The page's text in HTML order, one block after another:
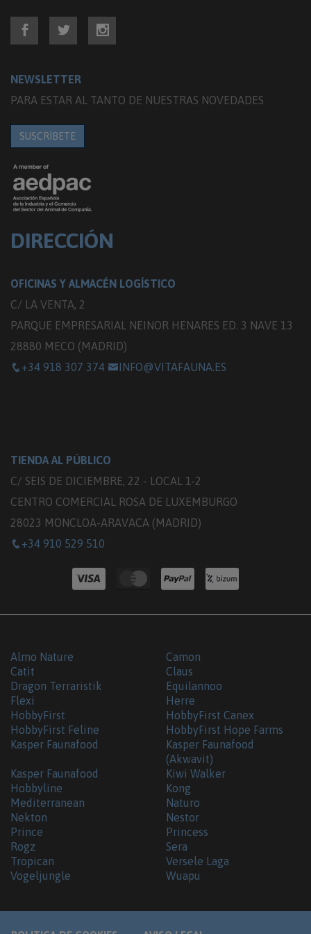
NEWSLETTER
PARA ESTAR AL TANTO DE NUESTRAS NOVEDADES
SUSCRÍBETE
DIRECCIÓN
OFICINAS Y ALMACÉN LOGÍSTICO
C/ LA VENTA, 2
PARQUE EMPRESARIAL NEINOR HENARES ED. 3 NAVE 13
28880 MECO (MADRID)
+34 918 307 374
INFO@VITAFAUNA.ES
TIENDA AL PÚBLICO
C/ SEIS DE DICIEMBRE, 22 - LOCAL 1-2
CENTRO COMERCIAL ROSA DE LUXEMBURGO
28023 MONCLOA-ARAVACA (MADRID)
+34 910 529 510
Almo Nature
Camon
Catit
Claus
Dragon Terraristik
Equilannoo
Flexi
Herre
HobbyFirst
HobbyFirst Canex
HobbyFirst Feline
HobbyFirst Hope Farms
Kasper Faunafood
Kasper Faunafood
(Akwavit)
Kasper Faunafood
Hobbyline
Kiwi Walker
Kong
Mediterranean
Naturo
Nekton
Nestor
Prince
Princess
Rogz
Sera
Tropican
Versele Laga
Vogeljungle
Wuapu